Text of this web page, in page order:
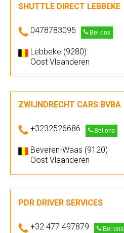
SHUTTLE DIRECT LEBBEKE
0478783095 Bel ons
Lebbeke (9280)
Oost Vlaanderen
ZWIJNDRECHT CARS BVBA
+3232526686 Bel ons
Beveren-Waas (9120)
Oost Vlaanderen
PDR DRIVER SERVICES
+32 477 497879 Bel ons